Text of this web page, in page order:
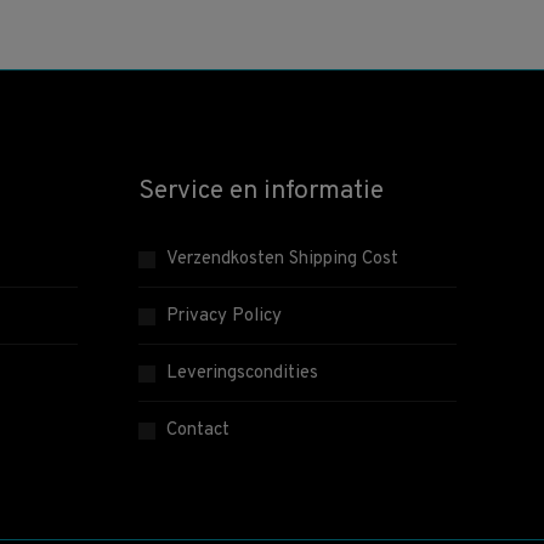
Service en informatie
Verzendkosten Shipping Cost
Privacy Policy
Leveringscondities
Contact